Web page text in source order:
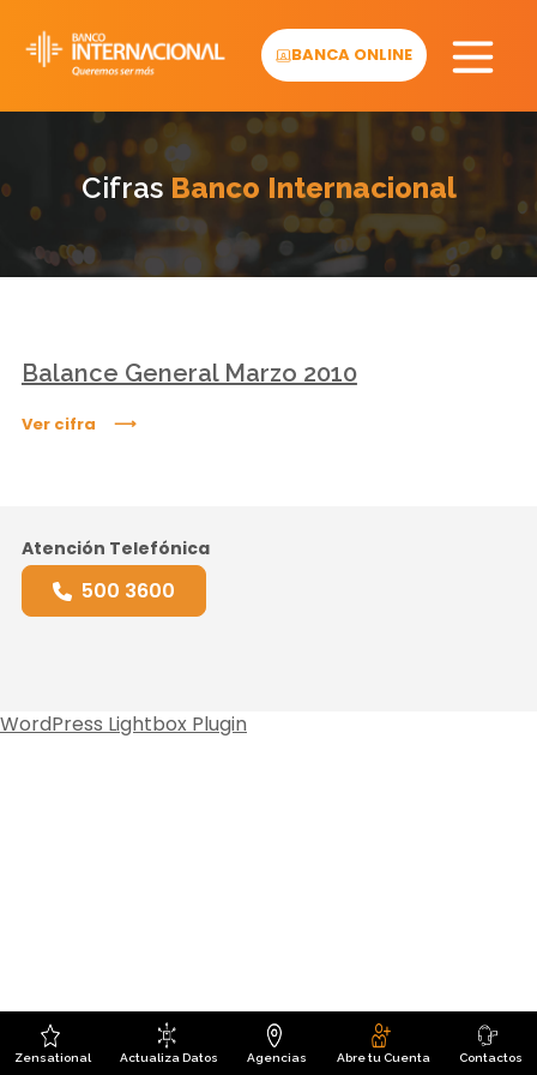
content
BANCA ONLINE
Cifras Banco Internacional
Balance General Marzo 2010
Ver cifra
Atención Telefónica
500 3600
Zensational Actualiza Datos Agencias Abre tu Cuenta Contactos
WordPress Lightbox Plugin